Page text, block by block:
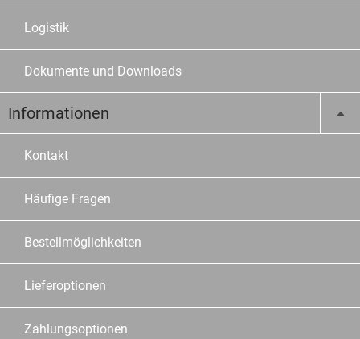
Logistik
Dokumente und Downloads
Informationen
Kontakt
Häufige Fragen
Bestellmöglichkeiten
Lieferoptionen
Zahlungsoptionen